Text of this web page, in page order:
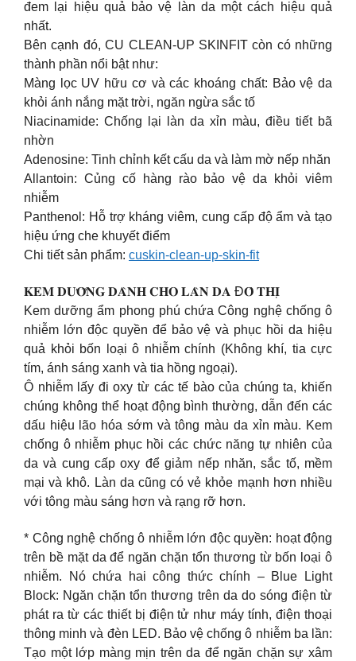
đem lại hiệu quả bảo vệ làn da một cách hiệu quả
nhất.
Bên cạnh đó, CU CLEAN-UP SKINFIT còn có những
thành phần nổi bật như:
Màng lọc UV hữu cơ và các khoáng chất: Bảo vệ da
khỏi ánh nắng mặt trời, ngăn ngừa sắc tố
Niacinamide: Chống lại làn da xỉn màu, điều tiết bã
nhờn
Adenosine: Tinh chỉnh kết cấu da và làm mờ nếp nhăn
Allantoin: Củng cố hàng rào bảo vệ da khỏi viêm
nhiễm
Panthenol: Hỗ trợ kháng viêm, cung cấp độ ẩm và tạo
hiệu ứng che khuyết điểm
Chi tiết sản phẩm: cuskin-clean-up-skin-fit
𝐊𝐄𝐌 𝐃𝐔̛𝐎̛̃𝐍𝐆 𝐃𝐀̀𝐍𝐇 𝐂𝐇𝐎 𝐋𝐀̀𝐍 𝐃𝐀 Đ𝐎̂ 𝐓𝐇𝐈̣
Kem dưỡng ẩm phong phú chứa Công nghệ chống ô
nhiễm lớn độc quyền để bảo vệ và phục hồi da hiệu
quả khỏi bốn loại ô nhiễm chính (Không khí, tia cực
tím, ánh sáng xanh và tia hồng ngoại).
Ô nhiễm lấy đi oxy từ các tế bào của chúng ta, khiến
chúng không thể hoạt động bình thường, dẫn đến các
dấu hiệu lão hóa sớm và tông màu da xỉn màu. Kem
chống ô nhiễm phục hồi các chức năng tự nhiên của
da và cung cấp oxy để giảm nếp nhăn, sắc tố, mềm
mại và khô. Làn da cũng có vẻ khỏe mạnh hơn nhiều
với tông màu sáng hơn và rạng rỡ hơn.
* Công nghệ chống ô nhiễm lớn độc quyền: hoạt động
trên bề mặt da để ngăn chặn tổn thương từ bốn loại ô
nhiễm. Nó chứa hai công thức chính – Blue Light
Block: Ngăn chặn tổn thương trên da do sóng điện từ
phát ra từ các thiết bị điện tử như máy tính, điện thoại
thông minh và đèn LED. Bảo vệ chống ô nhiễm ba lần:
Tạo một lớp màng mịn trên da để ngăn chặn sự xâm